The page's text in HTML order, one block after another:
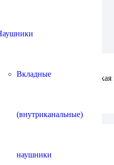
Вкладные
(внутриканальные)
наушники